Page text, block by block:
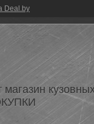
Deal.by
магазин